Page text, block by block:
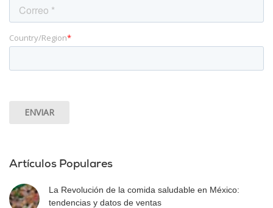
Country/Region*
Artículos Populares
La Revolución de la comida saludable en México:
tendencias y datos de ventas